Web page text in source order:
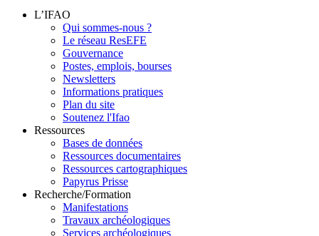
L’IFAO
Qui sommes-nous ?
Le réseau ResEFE
Gouvernance
Postes, emplois, bourses
Newsletters
Informations pratiques
Plan du site
Soutenez l'Ifao
Ressources
Bases de données
Ressources documentaires
Ressources cartographiques
Papyrus Prisse
Recherche/Formation
Manifestations
Travaux archéologiques
Services archéologiques